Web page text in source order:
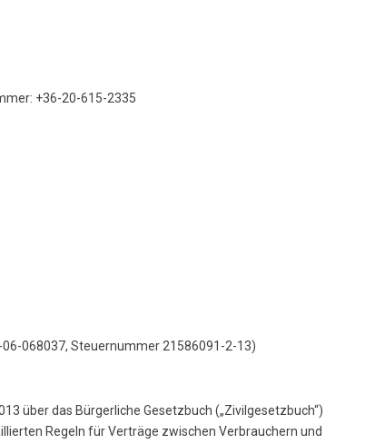
+36-20-615-2335
06-068037, Steuernummer 21586091-2-13)
über das Bürgerliche Gesetzbuch („Zivilgesetzbuch“)
Regeln für Verträge zwischen Verbrauchern und